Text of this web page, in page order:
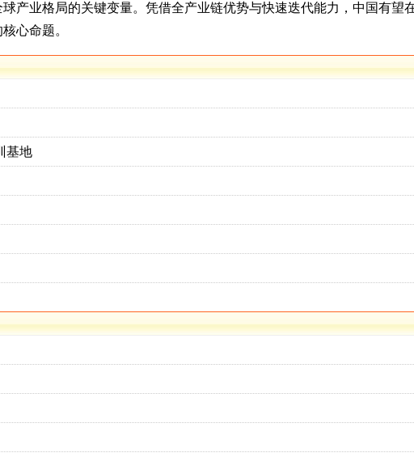
产业格局的关键变量。凭借全产业链优势与快速迭代能力，中国有望
心命题。
基地